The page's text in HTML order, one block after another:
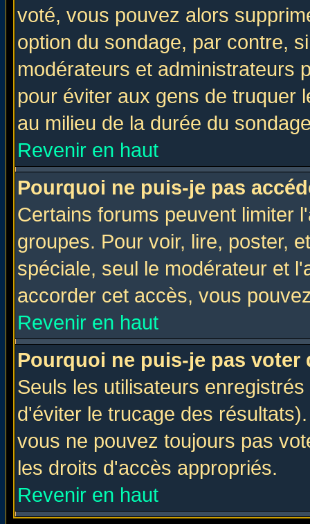
voté, vous pouvez alors
option du sondage, par contre,
modérateurs et administrateurs
pour éviter aux gens de truquer
au milieu de la durée du
Revenir en haut
Pourquoi ne puis-je pas
Certains forums peuvent limiter
groupes. Pour voir, lire, poster,
spéciale, seul le modérateur et
accorder cet accès, vous
Revenir en haut
Pourquoi ne puis-je pas voter
Seuls les utilisateurs
d'éviter le trucage des
vous ne pouvez toujours pas
les droits d'accès appropriés.
Revenir en haut